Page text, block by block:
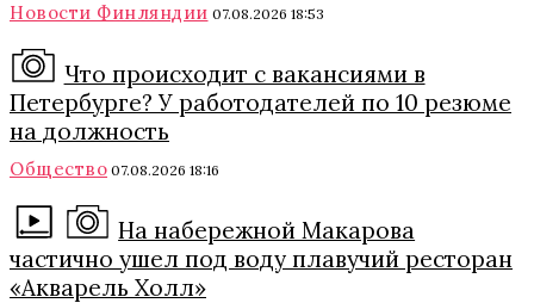
Новости Финляндии 07.08.2026 18:53
Что происходит с вакансиями в
Петербурге? У работодателей по 10 резюме
на должность
Общество 07.08.2026 18:16
На набережной Макарова
частично ушел под воду плавучий ресторан
«Акварель Холл»